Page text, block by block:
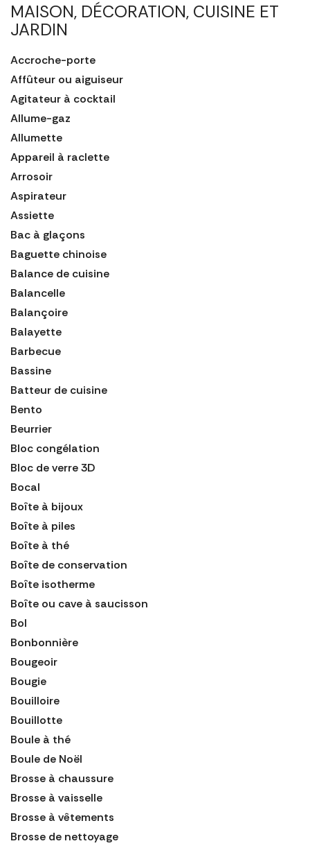
MAISON, DÉCORATION, CUISINE ET
JARDIN
Accroche-porte
Affûteur ou aiguiseur
Agitateur à cocktail
Allume-gaz
Allumette
Appareil à raclette
Arrosoir
Aspirateur
Assiette
Bac à glaçons
Baguette chinoise
Balance de cuisine
Balancelle
Balançoire
Balayette
Barbecue
Bassine
Batteur de cuisine
Bento
Beurrier
Bloc congélation
Bloc de verre 3D
Bocal
Boîte à bijoux
Boîte à piles
Boîte à thé
Boîte de conservation
Boîte isotherme
Boîte ou cave à saucisson
Bol
Bonbonnière
Bougeoir
Bougie
Bouilloire
Bouillotte
Boule à thé
Boule de Noël
Brosse à chaussure
Brosse à vaisselle
Brosse à vêtements
Brosse de nettoyage